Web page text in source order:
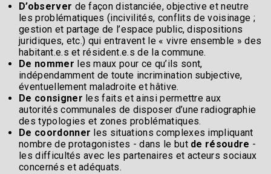
D’observer de façon distanciée, objective et neutre
les problématiques (incivilités, conflits de voisinage ;
gestion et partage de l’espace public, dispositions
juridiques, etc.) qui entravent le « vivre ensemble » des
habitant.e.s et résident.e.s de la commune.
De nommer les maux pour ce qu’ils sont,
indépendamment de toute incrimination subjective,
éventuellement maladroite et hâtive.
De consigner les faits et ainsi permettre aux
autorités communales de disposer d’une radiographie
des typologies et zones problématiques.
De coordonner les situations complexes impliquant
nombre de protagonistes - dans le but de résoudre -
les difficultés avec les partenaires et acteurs sociaux
concernés et adéquats.